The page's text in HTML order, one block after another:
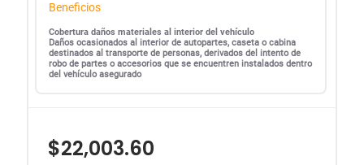
Beneficios
Cobertura daños materiales al interior del vehículo
Daños ocasionados al interior de autopartes, caseta o cabina
destinados al transporte de personas, derivados del intento de
robo de partes o accesorios que se encuentren instalados dentro
del vehículo asegurado
$22,003.60